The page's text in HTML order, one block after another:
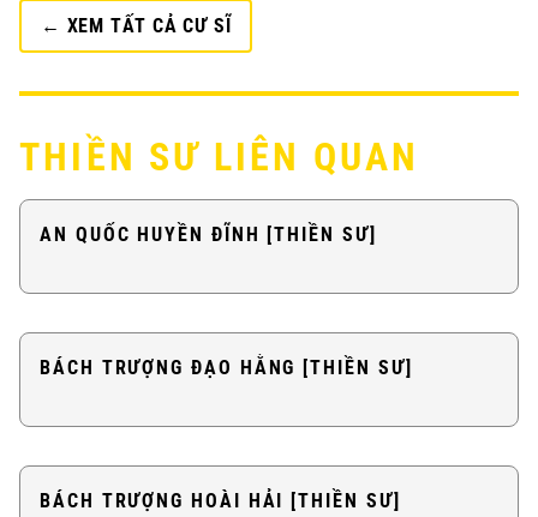
← XEM TẤT CẢ CƯ SĨ
THIỀN SƯ LIÊN QUAN
AN QUỐC HUYỀN ĐĨNH [THIỀN SƯ]
BÁCH TRƯỢNG ĐẠO HẰNG [THIỀN SƯ]
BÁCH TRƯỢNG HOÀI HẢI [THIỀN SƯ]